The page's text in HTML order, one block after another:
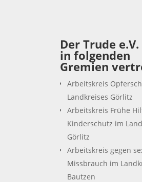
Der Trude
in folgenden
Gremien
Arbeitskreis
Landkreises Görlitz
Arbeitskreis Frühe
Kinderschutz im
Görlitz
Arbeitskreis gegen
Missbrauch im
Bautzen